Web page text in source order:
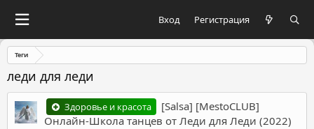
Вход Регистрация
Теги
леди для леди
Здоровье и красота
[Salsa] [MestoCLUB]
Онлайн-Школа танцев от Леди для Леди (2022)